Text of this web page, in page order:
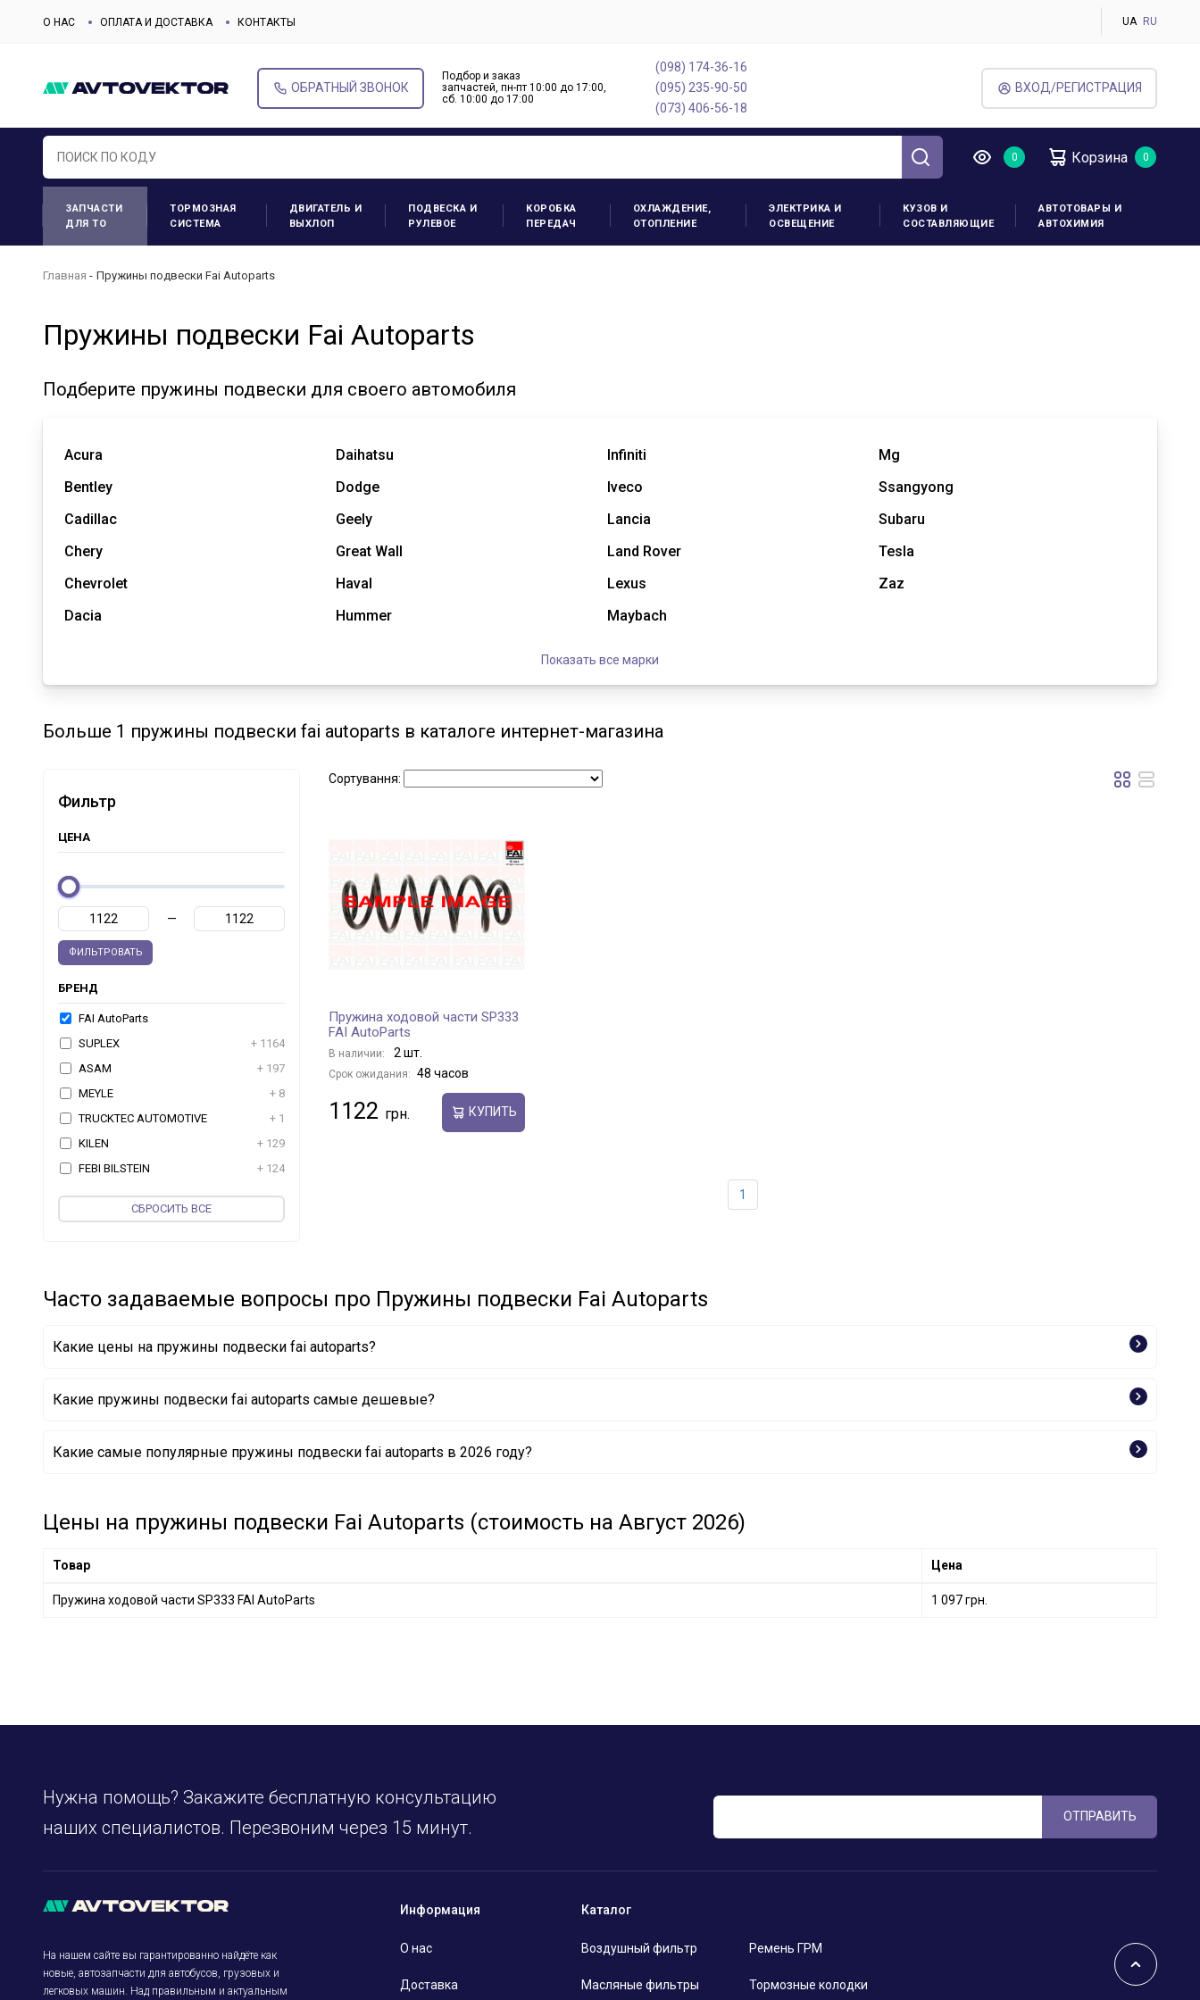
О НАС ОПЛАТА И ДОСТАВКА КОНТАКТЫ UA RU
ОБРАТНЫЙ ЗВОНОК
Подбор и заказ
запчастей, пн-пт 10:00 до 17:00,
cб. 10:00 до 17:00
(098) 174-36-16
(095) 235-90-50
(073) 406-56-18
ВХОД/РЕГИСТРАЦИЯ
Корзина
ЗАПЧАСТИ
ДЛЯ ТО
ТОРМОЗНАЯ
СИСТЕМА
ДВИГАТЕЛЬ И
ВЫХЛОП
ПОДВЕСКА И
РУЛЕВОЕ
КОРОБКА
ПЕРЕДАЧ
ОХЛАЖДЕНИЕ,
ОТОПЛЕНИЕ
ЭЛЕКТРИКА И
ОСВЕЩЕНИЕ
КУЗОВ И
СОСТАВЛЯЮЩИЕ
АВТОТОВАРЫ И
АВТОХИМИЯ
Главная Пружины подвески Fai Autoparts
Пружины подвески Fai Autoparts
Подберите пружины подвески для своего автомобиля
Acura
Bentley
Cadillac
Chery
Chevrolet
Dacia
Daihatsu
Dodge
Geely
Great Wall
Haval
Hummer
Infiniti
Iveco
Lancia
Land Rover
Lexus
Maybach
Mg
Ssangyong
Subaru
Tesla
Zaz
Показать все марки
Больше 1 пружины подвески fai autoparts в каталоге интернет-магазина
Фильтр
ЦЕНА
—
ФИЛЬТРОВАТЬ
БРЕНД
FAI AutoParts
SUPLEX
+ 1164
ASAM
+ 197
MEYLE
+ 8
TRUCKTEC AUTOMOTIVE
+ 1
KILEN
+ 129
FEBI BILSTEIN
+ 124
JP GROUP
+ 83
CS Germany
+ 694
LESJÖFORS
+ 1858
WABCO
+ 1
+ 60
BLUE PRINT
+ 1
Borsehung
+ 43
ASHIKA
+ 30
VAG
+ 31
OPEL
+ 23
CITROËN/PEUGEOT
+ 6
CБРОСИТЬ ВСЕ
Сортування:
Пружина ходовой части SP333
FAI AutoParts
В наличии: 2 шт.
Срок ожидания: 48 часов
1122 КУПИТЬ
1
Часто задаваемые вопросы про Пружины подвески Fai Autoparts
Какие цены на пружины подвески fai autoparts?
Какие пружины подвески fai autoparts самые дешевые?
Какие самые популярные пружины подвески fai autoparts в 2026 году?
Цены на пружины подвески Fai Autoparts (стоимость на Август 2026)
Товар Цена
Пружина ходовой части SP333 FAI AutoParts 1 097 грн.
Нужна помощь? Закажите бесплатную консультацию
наших специалистов. Перезвоним через 15 минут.
ОТПРАВИТЬ
На нашем сайте вы гарантированно найдёте как
новые, автозапчасти для автобусов, грузовых и
легковых машин. Над правильным и актуальным
Информация
О нас
Доставка
Каталог
Воздушный фильтр
Масляные фильтры
Ремень ГРМ
Тормозные колодки